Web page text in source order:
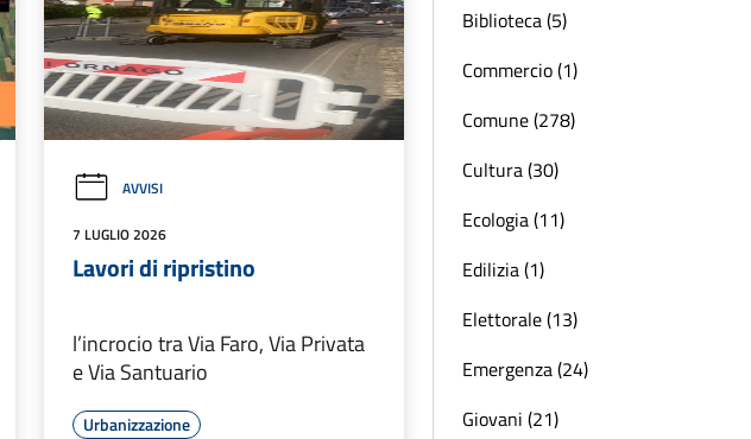
AVVISI
7 LUGLIO 2026
Lavori di ripristino
l’incrocio tra Via Faro, Via Privata
e Via Santuario
Urbanizzazione
Biblioteca (5)
Commercio (1)
Comune (278)
Cultura (30)
Ecologia (11)
Edilizia (1)
Elettorale (13)
Emergenza (24)
Giovani (21)